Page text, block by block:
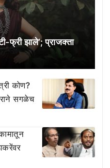
फ्री झाले’; प्राजक्ता
कोण?
सगळेच